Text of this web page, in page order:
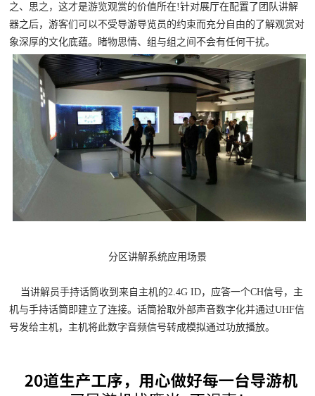
之、思之，这才是游览观赏的价值所在!针对展厅在配置了团队讲解
器之后，游客们可以不受导游导览员的约束而充分自由的了解观赏对
象深厚的文化底蕴。睹物思情、组与组之间不会有任何干扰。
分区讲解系统应用场景
当讲解员手持话筒收到来自主机的2.4G ID，应答一个CH信号，主
机与手持话筒即建立了连接。话筒拾取外部声音数字化并通过UHF信
号发给主机，主机将此数字音频信号转成模拟通过功放播放。